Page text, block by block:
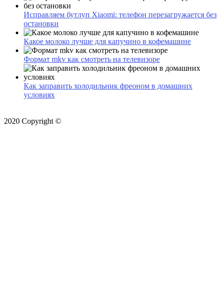
Исправляем бутлуп Xiaomi: телефон перезагружается без
остановки
Какое молоко лучше для капучино в кофемашине
Формат mkv как смотреть на телевизоре
Как заправить холодильник фреоном в домашних
условиях
2020 Copyright ©